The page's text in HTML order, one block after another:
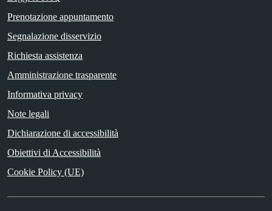
Prenotazione appuntamento
Segnalazione disservizio
Richiesta assistenza
Amministrazione trasparente
Informativa privacy
Note legali
Dichiarazione di accessibilità
Obiettivi di Accessibilità
Cookie Policy (UE)